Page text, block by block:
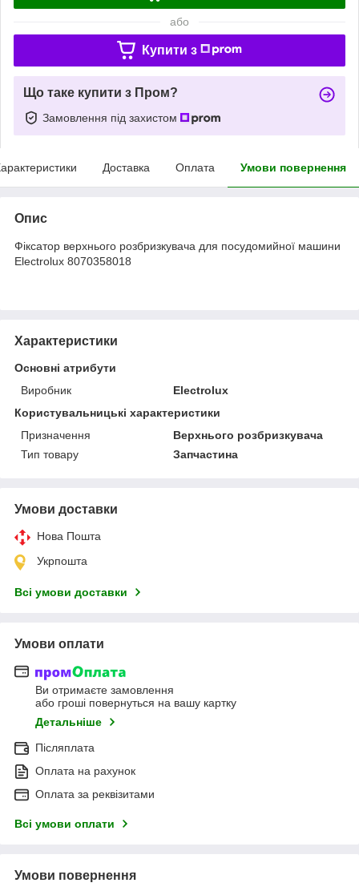
або
Купити з
Що таке купити з Пром?
Замовлення під захистом
Доставка Оплата Умови повернення
Опис
Фіксатор верхнього розбризкувача для посудомийної машини
Electrolux 8070358018
Характеристики
Основні атрибути
Виробник
Electrolux
Користувальницькі характеристики
Призначення
Верхнього розбризкувача
Тип товару
Запчастина
Умови доставки
Нова Пошта
Укрпошта
Всі умови доставки
Умови оплати
Ви отримаєте замовлення
або гроші повернуться на вашу картку
Детальніше
Післяплата
Оплата на рахунок
Оплата за реквізитами
Всі умови оплати
Умови повернення